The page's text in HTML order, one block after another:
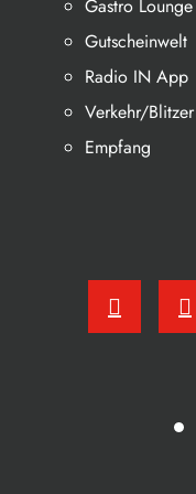
Gastro Lounge
Gutscheinwelt
Radio IN App
Verkehr/Blitzer
Empfang